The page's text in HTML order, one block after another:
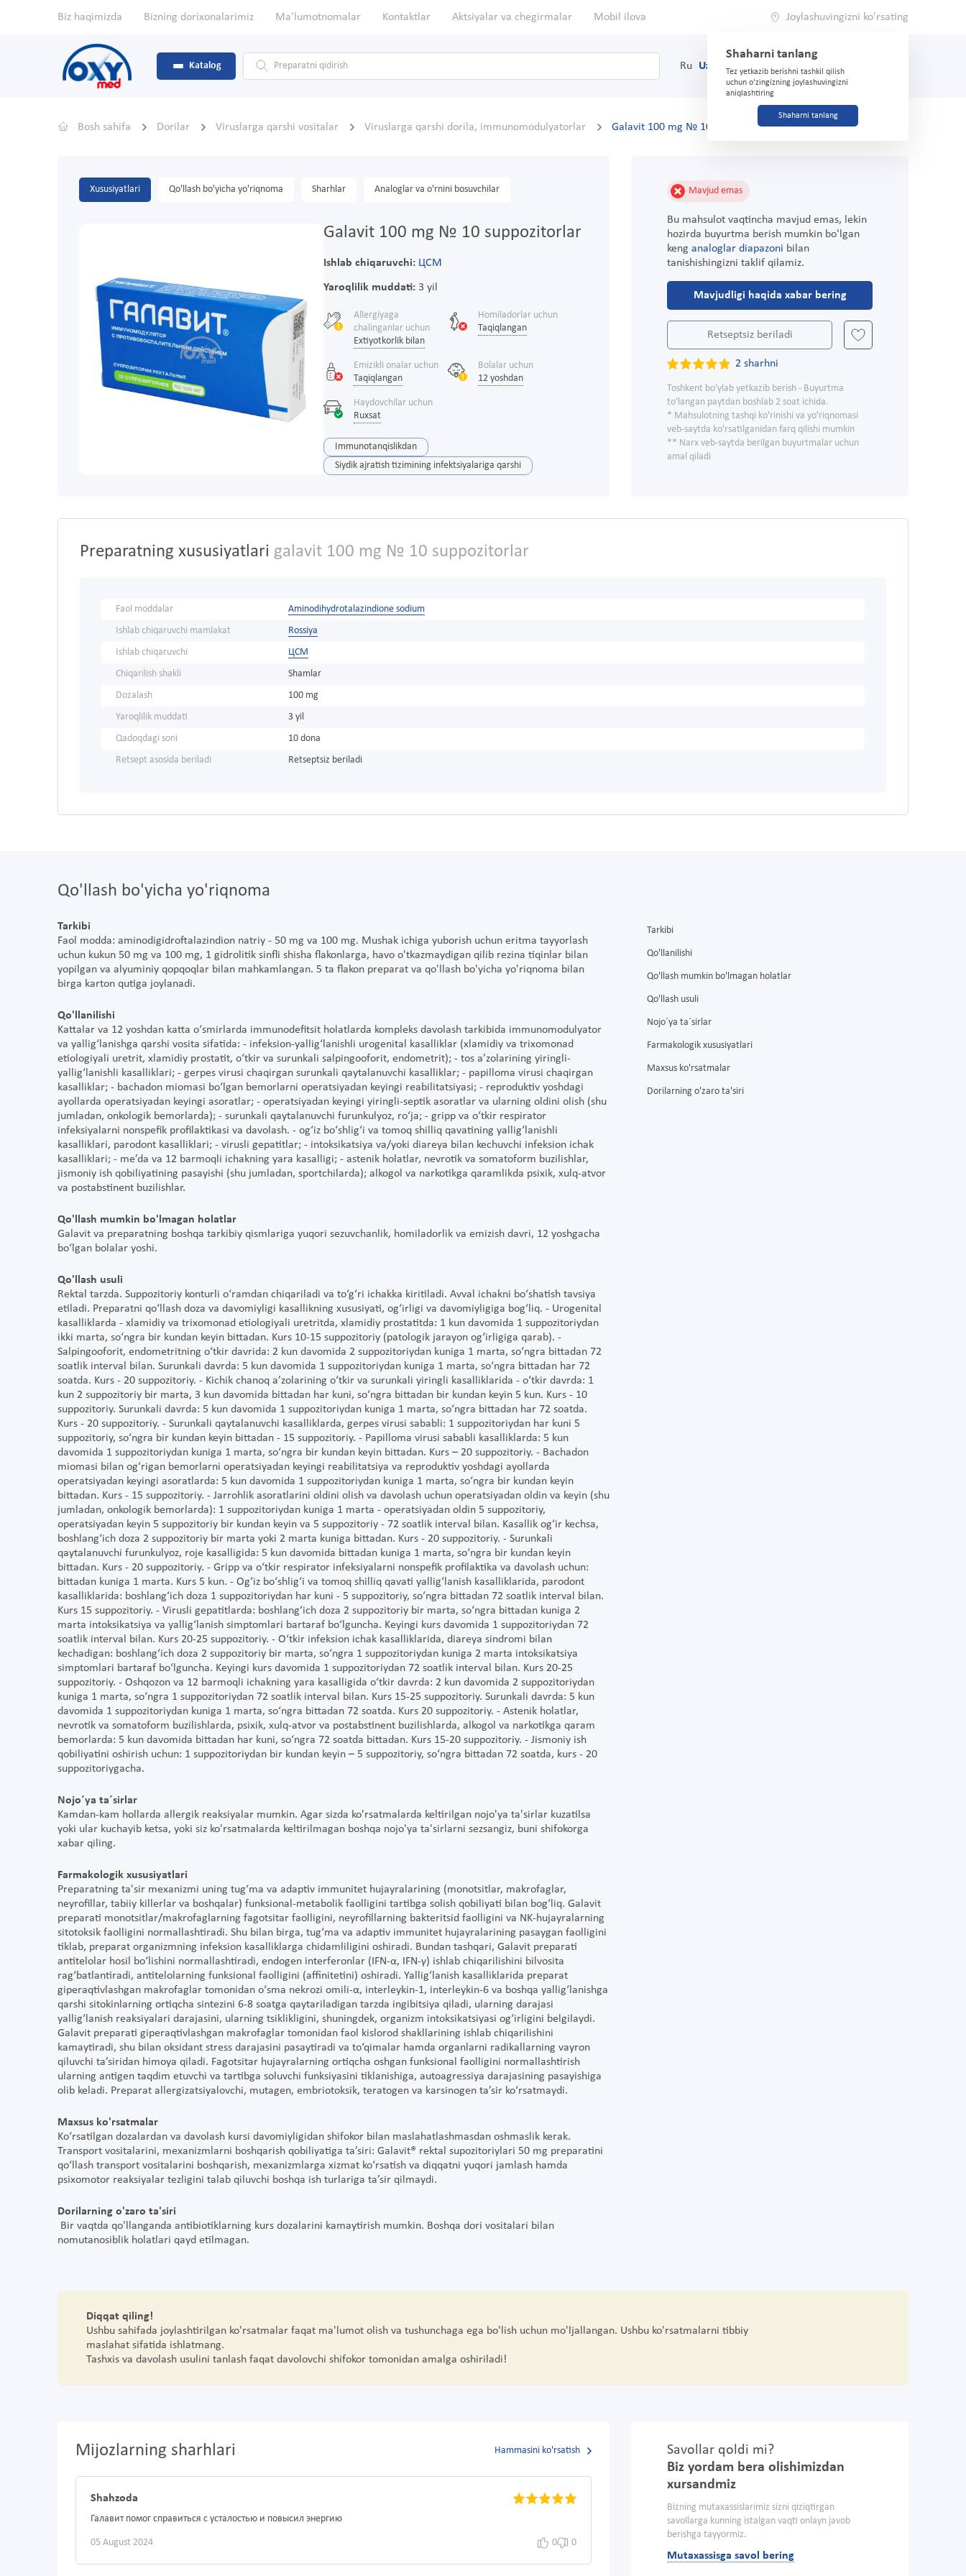
Biz haqimizda Bizning dorixonalarimiz Ma'lumotnomalar Kontaktlar Aktsiyalar va chegirmalar Mobil ilova Joylashuvingizni ko'rsating
Shaharni tanlang
Tez yetkazib berishni tashkil qilish
uchun o'zingizning joylashuvingizni
aniqlashtiring
Shaharni tanlang
Katalog Ru Uz (71) 200-03-03
Bosh sahifa Dorilar Viruslarga qarshi vositalar Viruslarga qarshi dorila, immunomodulyatorlar Galavit 100 mg № 10 suppozitorlar
Xususiyatlari Qo'llash bo'yicha yo'riqnoma Sharhlar Analoglar va o'rnini bosuvchilar
Galavit 100 mg № 10 suppozitorlar
Ishlab chiqaruvchi: ЦСМ
Yaroqlilik muddati:3 yil
Allergiyaga
chalinganlar uchun
Extiyotkorlik bilan
Homiladorlar uchun
Taqiqlangan
Emizikli onalar uchun
Taqiqlangan
Bolalar uchun
12 yoshdan
Haydovchilar uchun
Ruxsat
Immunotanqislikdan
Siydik ajratish tizimining infektsiyalariga qarshi
Mavjud emas
Bu mahsulot vaqtincha mavjud emas, lekin
hozirda buyurtma berish mumkin bo'lgan
keng analoglar diapazoni bilan
tanishishingizni taklif qilamiz.
Mavjudligi haqida xabar bering
Retseptsiz beriladi
2 sharhni
Toshkent bo'ylab yetkazib berish - Buyurtma
to'langan paytdan boshlab 2 soat ichida.
* Mahsulotning tashqi ko'rinishi va yo'riqnomasi
veb-saytda ko'rsatilganidan farq qilishi mumkin
** Narx veb-saytda berilgan buyurtmalar uchun
amal qiladi
Preparatning xususiyatlari galavit 100 mg № 10 suppozitorlar
Faol moddalar
Aminodihydrotalazindione sodium
Ishlab chiqaruvchi mamlakat
Rossiya
Ishlab chiqaruvchi
ЦСМ
Chiqarilish shakli
Shamlar
Dozalash
100 mg
Yaroqlilik muddati
3 yil
Qadoqdagi soni
10 dona
Retsept asosida beriladi
Retseptsiz beriladi
Qo'llash bo'yicha yo'riqnoma
Tarkibi
Faol modda: aminodigidroftalazindion natriy - 50 mg va 100 mg. Mushak ichiga yuborish uchun eritma tayyorlash
uchun kukun 50 mg va 100 mg, 1 gidrolitik sinfli shisha flakonlarga, havo o'tkazmaydigan qilib rezina tiqinlar bilan
yopilgan va alyuminiy qopqoqlar bilan mahkamlangan. 5 ta flakon preparat va qo'llash bo'yicha yo'riqnoma bilan
birga karton qutiga joylanadi.
Qo'llanilishi
Kattalar va 12 yoshdan katta o‘smirlarda immunodefitsit holatlarda kompleks davolash tarkibida immunomodulyator
va yallig‘lanishga qarshi vosita sifatida: - infeksion-yallig‘lanishli urogenital kasalliklar (xlamidiy va trixomonad
etiologiyali uretrit, xlamidiy prostatit, o‘tkir va surunkali salpingooforit, endometrit); - tos a’zolarining yiringli-
yallig‘lanishli kasalliklari; - gerpes virusi chaqirgan surunkali qaytalanuvchi kasalliklar; - papilloma virusi chaqirgan
kasalliklar; - bachadon miomasi bo‘lgan bemorlarni operatsiyadan keyingi reabilitatsiyasi; - reproduktiv yoshdagi
ayollarda operatsiyadan keyingi asoratlar; - operatsiyadan keyingi yiringli-septik asoratlar va ularning oldini olish (shu
jumladan, onkologik bemorlarda); - surunkali qaytalanuvchi furunkulyoz, ro‘ja; - gripp va o‘tkir respirator
infeksiyalarni nonspefik profilaktikasi va davolash. - og‘iz bo‘shlig‘i va tomoq shilliq qavatining yallig‘lanishli
kasalliklari, parodont kasalliklari; - virusli gepatitlar; - intoksikatsiya va/yoki diareya bilan kechuvchi infeksion ichak
kasalliklari; - me’da va 12 barmoqli ichakning yara kasalligi; - astenik holatlar, nevrotik va somatoform buzilishlar,
jismoniy ish qobiliyatining pasayishi (shu jumladan, sportchilarda); alkogol va narkotikga qaramlikda psixik, xulq-atvor
va postabstinent buzilishlar.
Qo'llash mumkin bo'lmagan holatlar
Galavit va preparatning boshqa tarkibiy qismlariga yuqori sezuvchanlik, homiladorlik va emizish davri, 12 yoshgacha
bo‘lgan bolalar yoshi.
Qo'llash usuli
Rektal tarzda. Suppozitoriy konturli o‘ramdan chiqariladi va to‘g‘ri ichakka kiritiladi. Avval ichakni bo‘shatish tavsiya
etiladi. Preparatni qo‘llash doza va davomiyligi kasallikning xususiyati, og‘irligi va davomiyligiga bog‘liq. - Urogenital
kasalliklarda - xlamidiy va trixomonad etiologiyali uretritda, xlamidiy prostatitda: 1 kun davomida 1 suppozitoriydan
ikki marta, so‘ngra bir kundan keyin bittadan. Kurs 10-15 suppozitoriy (patologik jarayon og‘irligiga qarab). -
Salpingooforit, endometritning o‘tkir davrida: 2 kun davomida 2 suppozitoriydan kuniga 1 marta, so‘ngra bittadan 72
soatlik interval bilan. Surunkali davrda: 5 kun davomida 1 suppozitoriydan kuniga 1 marta, so‘ngra bittadan har 72
soatda. Kurs - 20 suppozitoriy. - Kichik chanoq a’zolarining o‘tkir va surunkali yiringli kasalliklarida - o‘tkir davrda: 1
kun 2 suppozitoriy bir marta, 3 kun davomida bittadan har kuni, so‘ngra bittadan bir kundan keyin 5 kun. Kurs - 10
suppozitoriy. Surunkali davrda: 5 kun davomida 1 suppozitoriydan kuniga 1 marta, so‘ngra bittadan har 72 soatda.
Kurs - 20 suppozitoriy. - Surunkali qaytalanuvchi kasalliklarda, gerpes virusi sababli: 1 suppozitoriydan har kuni 5
suppozitoriy, so‘ngra bir kundan keyin bittadan - 15 suppozitoriy. - Papilloma virusi sababli kasalliklarda: 5 kun
davomida 1 suppozitoriydan kuniga 1 marta, so‘ngra bir kundan keyin bittadan. Kurs – 20 suppozitoriy. - Bachadon
miomasi bilan og‘rigan bemorlarni operatsiyadan keyingi reabilitatsiya va reproduktiv yoshdagi ayollarda
operatsiyadan keyingi asoratlarda: 5 kun davomida 1 suppozitoriydan kuniga 1 marta, so‘ngra bir kundan keyin
bittadan. Kurs - 15 suppozitoriy. - Jarrohlik asoratlarini oldini olish va davolash uchun operatsiyadan oldin va keyin (shu
jumladan, onkologik bemorlarda): 1 suppozitoriydan kuniga 1 marta - operatsiyadan oldin 5 suppozitoriy,
operatsiyadan keyin 5 suppozitoriy bir kundan keyin va 5 suppozitoriy - 72 soatlik interval bilan. Kasallik og‘ir kechsa,
boshlang‘ich doza 2 suppozitoriy bir marta yoki 2 marta kuniga bittadan. Kurs - 20 suppozitoriy. - Surunkali
qaytalanuvchi furunkulyoz, roje kasalligida: 5 kun davomida bittadan kuniga 1 marta, so‘ngra bir kundan keyin
bittadan. Kurs - 20 suppozitoriy. - Gripp va o‘tkir respirator infeksiyalarni nonspefik profilaktika va davolash uchun:
bittadan kuniga 1 marta. Kurs 5 kun. - Og‘iz bo‘shlig‘i va tomoq shilliq qavati yallig‘lanish kasalliklarida, parodont
kasalliklarida: boshlang‘ich doza 1 suppozitoriydan har kuni - 5 suppozitoriy, so‘ngra bittadan 72 soatlik interval bilan.
Kurs 15 suppozitoriy. - Virusli gepatitlarda: boshlang‘ich doza 2 suppozitoriy bir marta, so‘ngra bittadan kuniga 2
marta intoksikatsiya va yallig‘lanish simptomlari bartaraf bo‘lguncha. Keyingi kurs davomida 1 suppozitoriydan 72
soatlik interval bilan. Kurs 20-25 suppozitoriy. - O‘tkir infeksion ichak kasalliklarida, diareya sindromi bilan
kechadigan: boshlang‘ich doza 2 suppozitoriy bir marta, so‘ngra 1 suppozitoriydan kuniga 2 marta intoksikatsiya
simptomlari bartaraf bo‘lguncha. Keyingi kurs davomida 1 suppozitoriydan 72 soatlik interval bilan. Kurs 20-25
suppozitoriy. - Oshqozon va 12 barmoqli ichakning yara kasalligida o‘tkir davrda: 2 kun davomida 2 suppozitoriydan
kuniga 1 marta, so‘ngra 1 suppozitoriydan 72 soatlik interval bilan. Kurs 15-25 suppozitoriy. Surunkali davrda: 5 kun
davomida 1 suppozitoriydan kuniga 1 marta, so‘ngra bittadan 72 soatda. Kurs 20 suppozitoriy. - Astenik holatlar,
nevrotik va somatoform buzilishlarda, psixik, xulq-atvor va postabstinent buzilishlarda, alkogol va narkotikga qaram
bemorlarda: 5 kun davomida bittadan har kuni, so‘ngra 72 soatda bittadan. Kurs 15-20 suppozitoriy. - Jismoniy ish
qobiliyatini oshirish uchun: 1 suppozitoriydan bir kundan keyin – 5 suppozitoriy, so‘ngra bittadan 72 soatda, kurs - 20
suppozitoriygacha.
Nojo´ya ta´sirlar
Kamdan-kam hollarda allergik reaksiyalar mumkin. Agar sizda ko'rsatmalarda keltirilgan nojo'ya ta'sirlar kuzatilsa
yoki ular kuchayib ketsa, yoki siz ko'rsatmalarda keltirilmagan boshqa nojo'ya ta'sirlarni sezsangiz, buni shifokorga
xabar qiling.
Farmakologik xususiyatlari
Preparatning ta'sir mexanizmi uning tug‘ma va adaptiv immunitet hujayralarining (monotsitlar, makrofaglar,
neyrofillar, tabiiy killerlar va boshqalar) funksional-metabolik faolligini tartibga solish qobiliyati bilan bog‘liq. Galavit
preparati monotsitlar/makrofaglarning fagotsitar faolligini, neyrofillarning bakteritsid faolligini va NK-hujayralarning
sitotoksik faolligini normallashtiradi. Shu bilan birga, tug‘ma va adaptiv immunitet hujayralarining pasaygan faolligini
tiklab, preparat organizmning infeksion kasalliklarga chidamliligini oshiradi. Bundan tashqari, Galavit preparati
antitelolar hosil bo‘lishini normallashtiradi, endogen interferonlar (IFN-α, IFN-γ) ishlab chiqarilishini bilvosita
rag‘batlantiradi, antitelolarning funksional faolligini (affinitetini) oshiradi. Yallig‘lanish kasalliklarida preparat
giperaqtivlashgan makrofaglar tomonidan o‘sma nekrozi omili-α, interleykin-1, interleykin-6 va boshqa yallig‘lanishga
qarshi sitokinlarning ortiqcha sintezini 6-8 soatga qaytariladigan tarzda ingibitsiya qiladi, ularning darajasi
yallig‘lanish reaksiyalari darajasini, ularning tsiklikligini, shuningdek, organizm intoksikatsiyasi og‘irligini belgilaydi.
Galavit preparati giperaqtivlashgan makrofaglar tomonidan faol kislorod shakllarining ishlab chiqarilishini
kamaytiradi, shu bilan oksidant stress darajasini pasaytiradi va to‘qimalar hamda organlarni radikallarning vayron
qiluvchi ta’siridan himoya qiladi. Fagotsitar hujayralarning ortiqcha oshgan funksional faolligini normallashtirish
ularning antigen taqdim etuvchi va tartibga soluvchi funksiyasini tiklanishiga, autoagressiya darajasining pasayishiga
olib keladi. Preparat allergizatsiyalovchi, mutagen, embriotoksik, teratogen va karsinogen ta’sir ko‘rsatmaydi.
Maxsus ko'rsatmalar
Ko‘rsatilgan dozalardan va davolash kursi davomiyligidan shifokor bilan maslahatlashmasdan oshmaslik kerak.
Transport vositalarini, mexanizmlarni boshqarish qobiliyatiga ta’siri: Galavit® rektal supozitoriylari 50 mg preparatini
qo‘llash transport vositalarini boshqarish, mexanizmlarga xizmat ko‘rsatish va diqqatni yuqori jamlash hamda
psixomotor reaksiyalar tezligini talab qiluvchi boshqa ish turlariga ta’sir qilmaydi.
Dorilarning o'zaro ta'siri
Bir vaqtda qo'llanganda antibiotiklarning kurs dozalarini kamaytirish mumkin. Boshqa dori vositalari bilan
nomutanosiblik holatlari qayd etilmagan.
Tarkibi
Qo'llanilishi
Qo'llash mumkin bo'lmagan holatlar
Qo'llash usuli
Nojo´ya ta´sirlar
Farmakologik xususiyatlari
Maxsus ko'rsatmalar
Dorilarning o'zaro ta'siri
Diqqat qiling!
Ushbu sahifada joylashtirilgan ko'rsatmalar faqat ma'lumot olish va tushunchaga ega bo'lish uchun mo'ljallangan. Ushbu ko'rsatmalarni tibbiy
maslahat sifatida ishlatmang.
Tashxis va davolash usulini tanlash faqat davolovchi shifokor tomonidan amalga oshiriladi!
Mijozlarning sharhlari Hammasini ko'rsatish
Shahzoda
Галавит помог справиться с усталостью и повысил энергию
05 August 2024 0 0
Savollar qoldi mi?
Biz yordam bera olishimizdan
xursandmiz
Bizning mutaxassislarimiz sizni qiziqtirgan
savollarga kunning istalgan vaqti onlayn javob
berishga tayyormiz.
Mutaxassisga savol bering